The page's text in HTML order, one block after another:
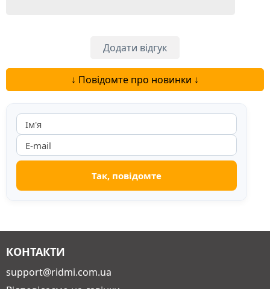
оповідання тут окреме, але всі вони про одне.
Про пам'ять, про пошук себе, про силу...
Читати далі...
Додати відгук
↓ Повідомте про новинки ↓
КОНТАКТИ
support@ridmi.com.ua